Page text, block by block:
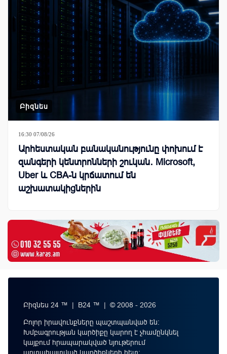
Բիզնես
16:30 07/08/26
Արհեստական բանականությունը փոխում է
զանգերի կենտրոնների շուկան․ Microsoft,
Uber և CBA-ն կրճատում են
աշխատակիցներին
Բիզնես 24 ™ | B24 ™ | © 2008 - 2026
Բոլոր իրավունքները պաշտպանված են:
Խմբագրության կարծիքը կարող է չհամընկնել
կայքում հրապարակված նյութերում